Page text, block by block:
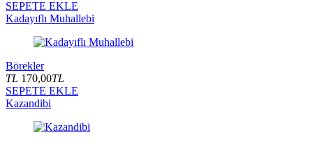
SEPETE EKLE
Kadayıflı Muhallebi
Börekler
TL 170,00TL
SEPETE EKLE
Kazandibi